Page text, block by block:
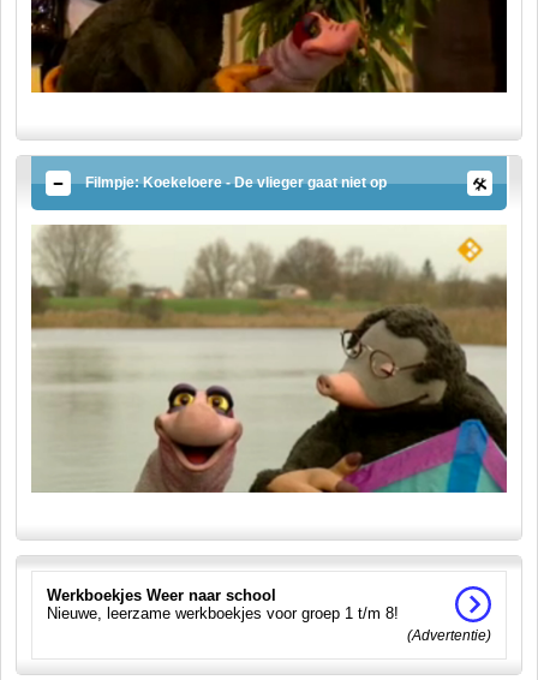
Filmpje: Koekeloere - De vlieger gaat niet op
Werkboekjes Weer naar school
Nieuwe, leerzame werkboekjes voor groep 1 t/m 8!
(Advertentie)